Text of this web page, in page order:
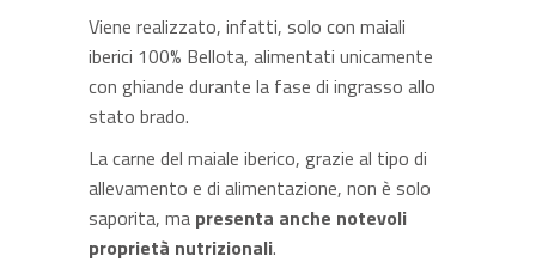
Viene realizzato, infatti, solo con maiali
iberici 100% Bellota, alimentati unicamente
con ghiande durante la fase di ingrasso allo
stato brado.
La carne del maiale iberico, grazie al tipo di
allevamento e di alimentazione, non è solo
saporita, ma presenta anche notevoli
proprietà nutrizionali.